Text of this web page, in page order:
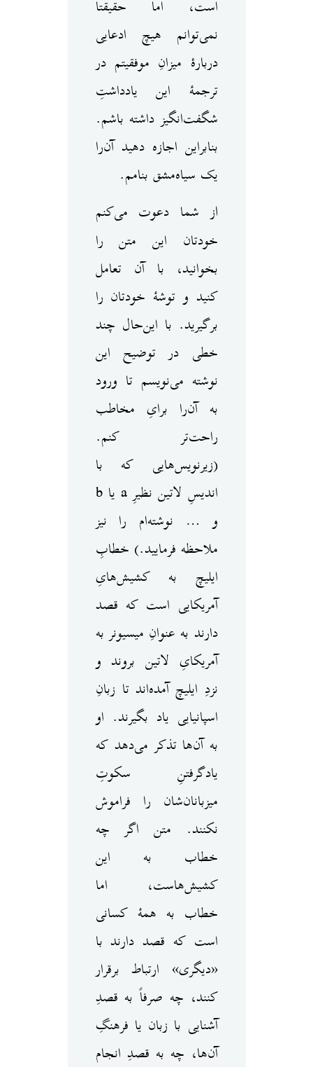
است، اما حقیقتاً‌
نمی‌توانم هیچ ادعایی
دربارهٔ میزانِ موفقیتم در
ترجمهٔ این یادداشتِ
شگفت‌انگیز داشته باشم.
بنابراین اجازه دهید آن‌را
یک سیاه‌مشق بنامم.
خودتان این متن را
بخوانید، با آن تعامل
کنید و توشهٔ خودتان را
برگیرید. با این‌حال چند
خطی در توضیح این
نوشته می‌نویسم تا ورود
به آن‌را برایِ مخاطب
راحت‌تر کنم.
(زیرنویس‌هایی که با
اندیسِ لاتین نظیرِ a یا b
و … نوشته‌ام را نیز
ملاحظه فرمایید.) خطابِ
ایلیچ به کشیش‌هایِ
آمریکایی است که قصد
دارند به عنوانِ میسیونر به
آمریکایِ لاتین بروند و
نزدِ ایلیچ آمده‌اند تا زبانِ
اسپانیایی یاد بگیرند. او
به آن‌ها تذکر می‌دهد که
یادگرفتنِ سکوتِ
میزبانان‌شان را فراموش
نکنند. متن اگر چه
خطاب به این
کشیش‌هاست، اما
خطاب به همهٔ کسانی
است که قصد دارند با
«دیگری» ارتباط برقرار
کنند، چه صرفاً به قصدِ
آشنایی با زبان یا فرهنگِ
آن‌ها، چه به قصدِ انجام